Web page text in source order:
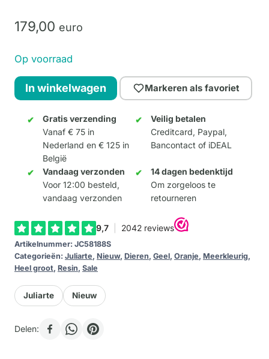
179,00 euro
Op voorraad
BULLDOG
-
aantal
In winkelwagen Markeren als favoriet
Gratis verzending
Vanaf € 75 in
Nederland en € 125 in
België
Veilig betalen
Creditcard, Paypal,
Bancontact of iDEAL
Vandaag verzonden
Voor 12:00 besteld,
vandaag verzonden
14 dagen bedenktijd
Om zorgeloos te
retourneren
Artikelnummer: JC58188S
Categorieën: Juliarte, Nieuw, Dieren, Geel, Oranje, Meerkleurig,
Heel groot, Resin, Sale
Juliarte Nieuw
Delen: